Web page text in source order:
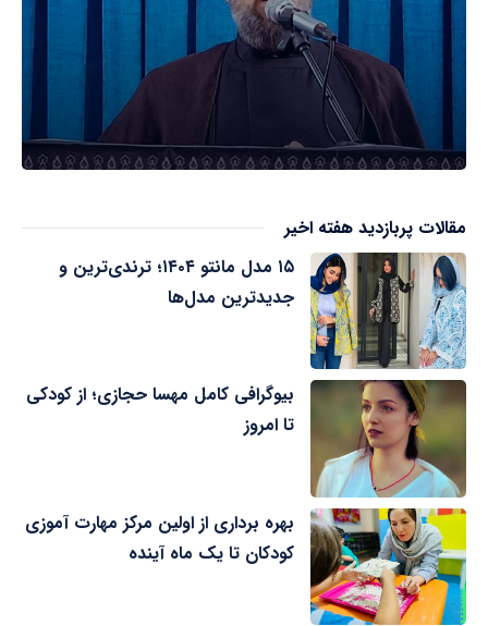
مقالات پربازدید هفته اخیر
۱۵ مدل مانتو ۱۴۰۴؛ ترندی‌ترین و
جدیدترین مدل‌ها
بیوگرافی کامل مهسا حجازی؛ از کودکی
تا امروز
بهره برداری از اولین مرکز مهارت آموزی
کودکان تا یک ماه آینده